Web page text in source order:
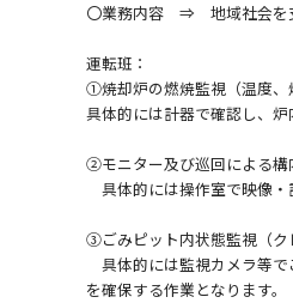
〇業務内容 ⇒ 地域社会を支
運転班：
➀焼却炉の燃焼監視（温度、
具体的には計器で確認し、
②モニター及び巡回による構
具体的には操作室で映像・
③ごみピット内状態監視（ク
具体的には監視カメラ等で
を確保する作業となります。